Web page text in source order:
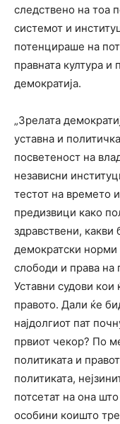
следствено на тоа
системот и
потенцираше на
правната култура
демократија.
„Зрелата
уставна и
посветеност на
независни
тестот на времето
предизвици како
здравствени,
демократски норми
слободи и права на
Уставни судови
правото. Дали ќе
најдолгиот пат
првиот чекор? По
политиката и
политиката,
потсетат на она
особини коишто